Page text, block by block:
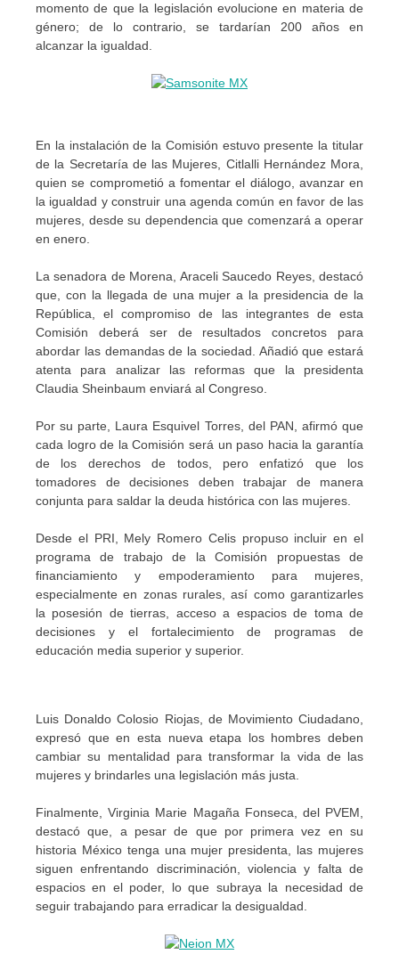
momento de que la legislación evolucione en materia de
género; de lo contrario, se tardarían 200 años en
alcanzar la igualdad.
En la instalación de la Comisión estuvo presente la titular
de la Secretaría de las Mujeres, Citlalli Hernández Mora,
quien se comprometió a fomentar el diálogo, avanzar en
la igualdad y construir una agenda común en favor de las
mujeres, desde su dependencia que comenzará a operar
en enero.
La senadora de Morena, Araceli Saucedo Reyes, destacó
que, con la llegada de una mujer a la presidencia de la
República, el compromiso de las integrantes de esta
Comisión deberá ser de resultados concretos para
abordar las demandas de la sociedad. Añadió que estará
atenta para analizar las reformas que la presidenta
Claudia Sheinbaum enviará al Congreso.
Por su parte, Laura Esquivel Torres, del PAN, afirmó que
cada logro de la Comisión será un paso hacia la garantía
de los derechos de todos, pero enfatizó que los
tomadores de decisiones deben trabajar de manera
conjunta para saldar la deuda histórica con las mujeres.
Desde el PRI, Mely Romero Celis propuso incluir en el
programa de trabajo de la Comisión propuestas de
financiamiento y empoderamiento para mujeres,
especialmente en zonas rurales, así como garantizarles
la posesión de tierras, acceso a espacios de toma de
decisiones y el fortalecimiento de programas de
educación media superior y superior.
Luis Donaldo Colosio Riojas, de Movimiento Ciudadano,
expresó que en esta nueva etapa los hombres deben
cambiar su mentalidad para transformar la vida de las
mujeres y brindarles una legislación más justa.
Finalmente, Virginia Marie Magaña Fonseca, del PVEM,
destacó que, a pesar de que por primera vez en su
historia México tenga una mujer presidenta, las mujeres
siguen enfrentando discriminación, violencia y falta de
espacios en el poder, lo que subraya la necesidad de
seguir trabajando para erradicar la desigualdad.